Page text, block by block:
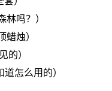
林吗？）
蜡烛）
的）
道怎么用的）